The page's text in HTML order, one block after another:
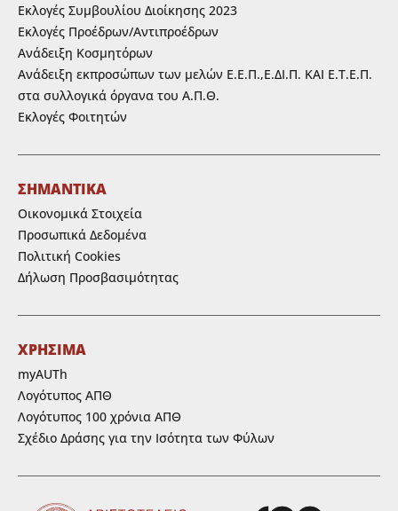
Εκλογές Συμβουλίου Διοίκησης 2023
Εκλογές Προέδρων/Αντιπροέδρων
Ανάδειξη Κοσμητόρων
Ανάδειξη εκπροσώπων των μελών Ε.Ε.Π.,Ε.ΔΙ.Π. ΚΑΙ Ε.Τ.Ε.Π.
στα συλλογικά όργανα του Α.Π.Θ.
Εκλογές Φοιτητών
ΣΗΜΑΝΤΙΚΑ
Οικονομικά Στοιχεία
Προσωπικά Δεδομένα
Πολιτική Cookies
Δήλωση Προσβασιμότητας
ΧΡΗΣΙΜΑ
myAUTh
Λογότυπος ΑΠΘ
Λογότυπος 100 χρόνια ΑΠΘ
Σχέδιο Δράσης για την Ισότητα των Φύλων